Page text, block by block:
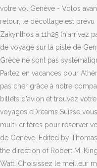
votre vol Genève - Volos
retour, le décollage est
Zakynthos à 11h25 (n'arrivez
de voyage sur la piste de
Grèce ne sont pas
Partez en vacances pour
pas cher grâce à notre
billets d'avion et trouvez
voyages eDreams Suisse
multi-critères pour réserver
de Genève. Edited by
the direction of Robert M.
Watt. Choisissez le meilleur